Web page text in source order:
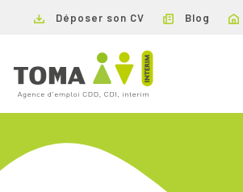
Déposer son CV Blog